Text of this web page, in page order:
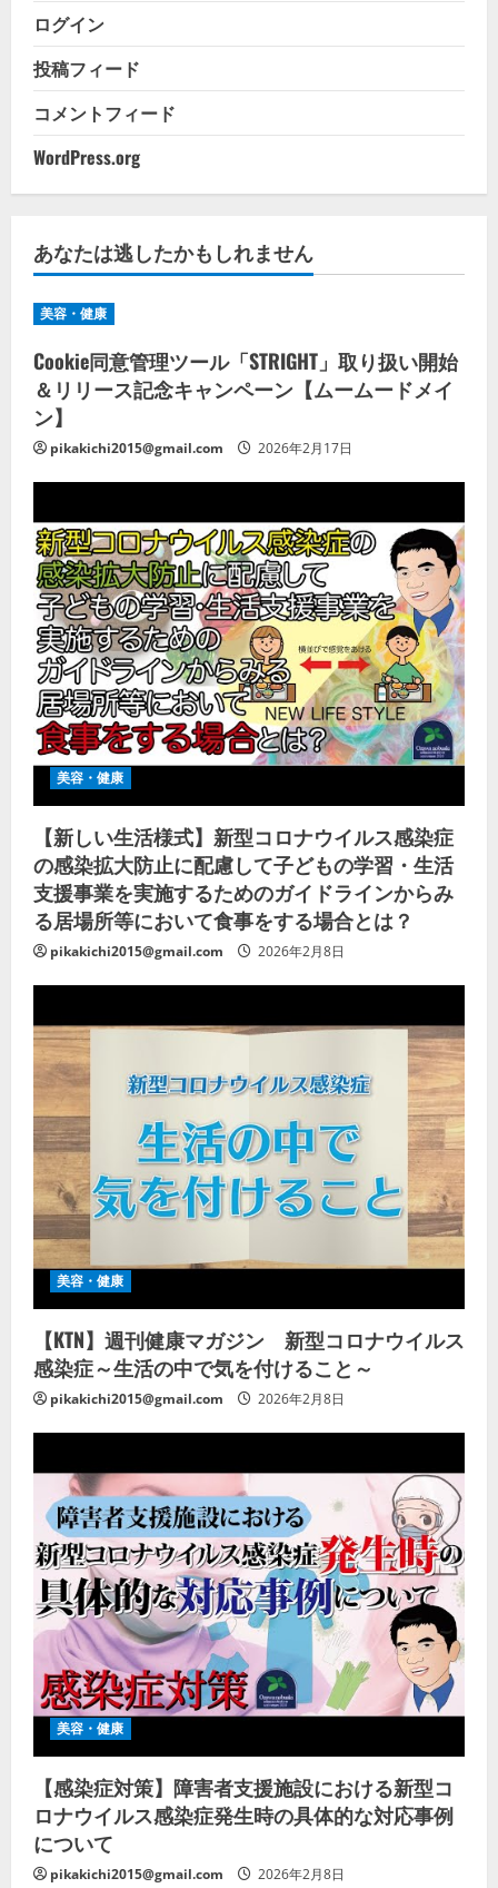
ログイン
投稿フィード
コメントフィード
WordPress.org
あなたは逃したかもしれません
美容・健康
Cookie同意管理ツール「STRIGHT」取り扱い開始
＆リリース記念キャンペーン【ムームードメイ
ン】
pikakichi2015@gmail.com 2026年2月17日
美容・健康
【新しい生活様式】新型コロナウイルス感染症
の感染拡大防止に配慮して子どもの学習・生活
支援事業を実施するためのガイドラインからみ
る居場所等において食事をする場合とは？
pikakichi2015@gmail.com 2026年2月8日
美容・健康
【KTN】週刊健康マガジン 新型コロナウイルス
感染症～生活の中で気を付けること～
pikakichi2015@gmail.com 2026年2月8日
美容・健康
【感染症対策】障害者支援施設における新型コ
ロナウイルス感染症発生時の具体的な対応事例
について
pikakichi2015@gmail.com 2026年2月8日